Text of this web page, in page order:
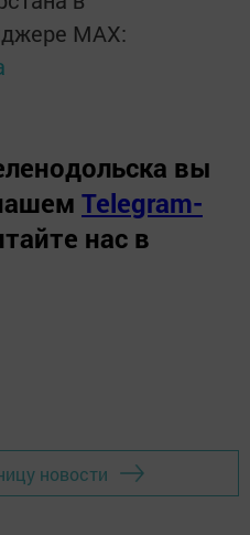
MАХ:
вы
Telegram-
нас в
новости